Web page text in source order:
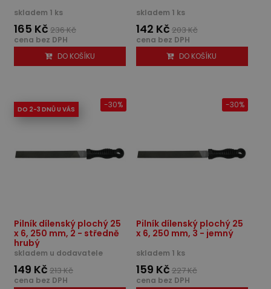
skladem 1 ks
165 Kč 236 Kč
cena bez DPH
DO KOŠÍKU
skladem 1 ks
142 Kč 203 Kč
cena bez DPH
DO KOŠÍKU
DO 2-3 DNŮ U VÁS
Pilník dílenský plochý 25
x 6, 250 mm, 2 - středně
hrubý
skladem u dodavatele
149 Kč 213 Kč
-30%
cena bez DPH
Pilník dílenský plochý 25
x 6, 250 mm, 3 - jemný
skladem 1 ks
159 Kč 227 Kč
-30%
cena bez DPH